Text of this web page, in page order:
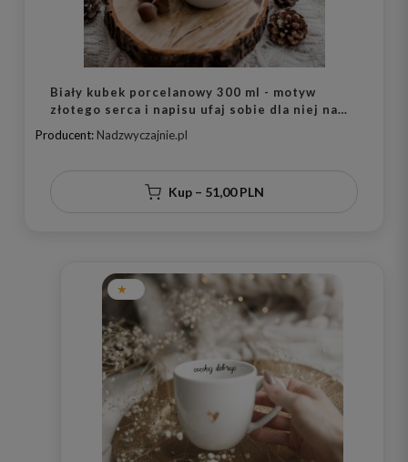
Biały kubek porcelanowy 300 ml - motyw
złotego serca i napisu ufaj sobie dla niej na
urodziny
Producent: Nadzwyczajnie.pl
Kup – 51,00 PLN